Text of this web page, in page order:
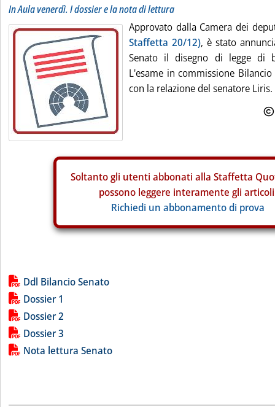
In Aula venerdì. I dossier e la nota di lettura
Approvato dalla Camera dei
Staffetta 20/12), è stato
Senato il disegno di legge di
L'esame in commissione
con la relazione del senatore
Soltanto gli utenti abbonati alla Staffetta
possono leggere interamente gli
Richiedi un abbonamento di prova
Lista allegati PDF alla notizia
Ddl Bilancio Senato
Dossier 1
Dossier 2
Dossier 3
Nota lettura Senato